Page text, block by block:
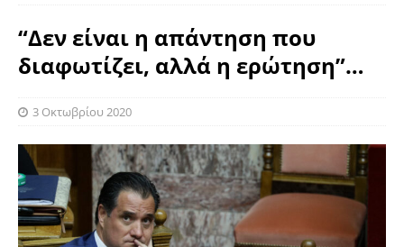
“Δεν είναι η απάντηση που
διαφωτίζει, αλλά η ερώτηση”…
3 Οκτωβρίου 2020